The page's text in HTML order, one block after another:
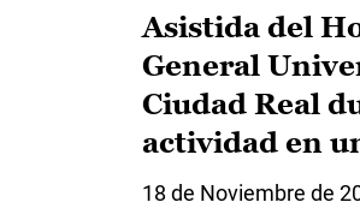
Asistida del
General
Ciudad Real
actividad en
18 de Noviembre de